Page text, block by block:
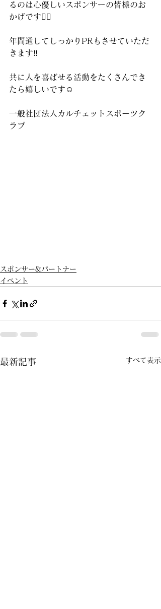
るのは心優しいスポンサーの皆様のお
かげです🙇‍♂️
年間通してしっかりPRもさせていただ
きます‼️
共に人を喜ばせる活動をたくさんでき
たら嬉しいです☺️
一般社団法人カルチェットスポーツク
ラブ
スポンサー&パートナー
イベント
最新記事 すべて表示